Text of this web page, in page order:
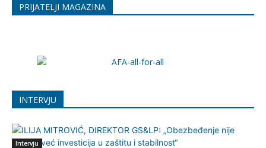
PRIJATELJI MAGAZINA
INTERVJU
Intervju